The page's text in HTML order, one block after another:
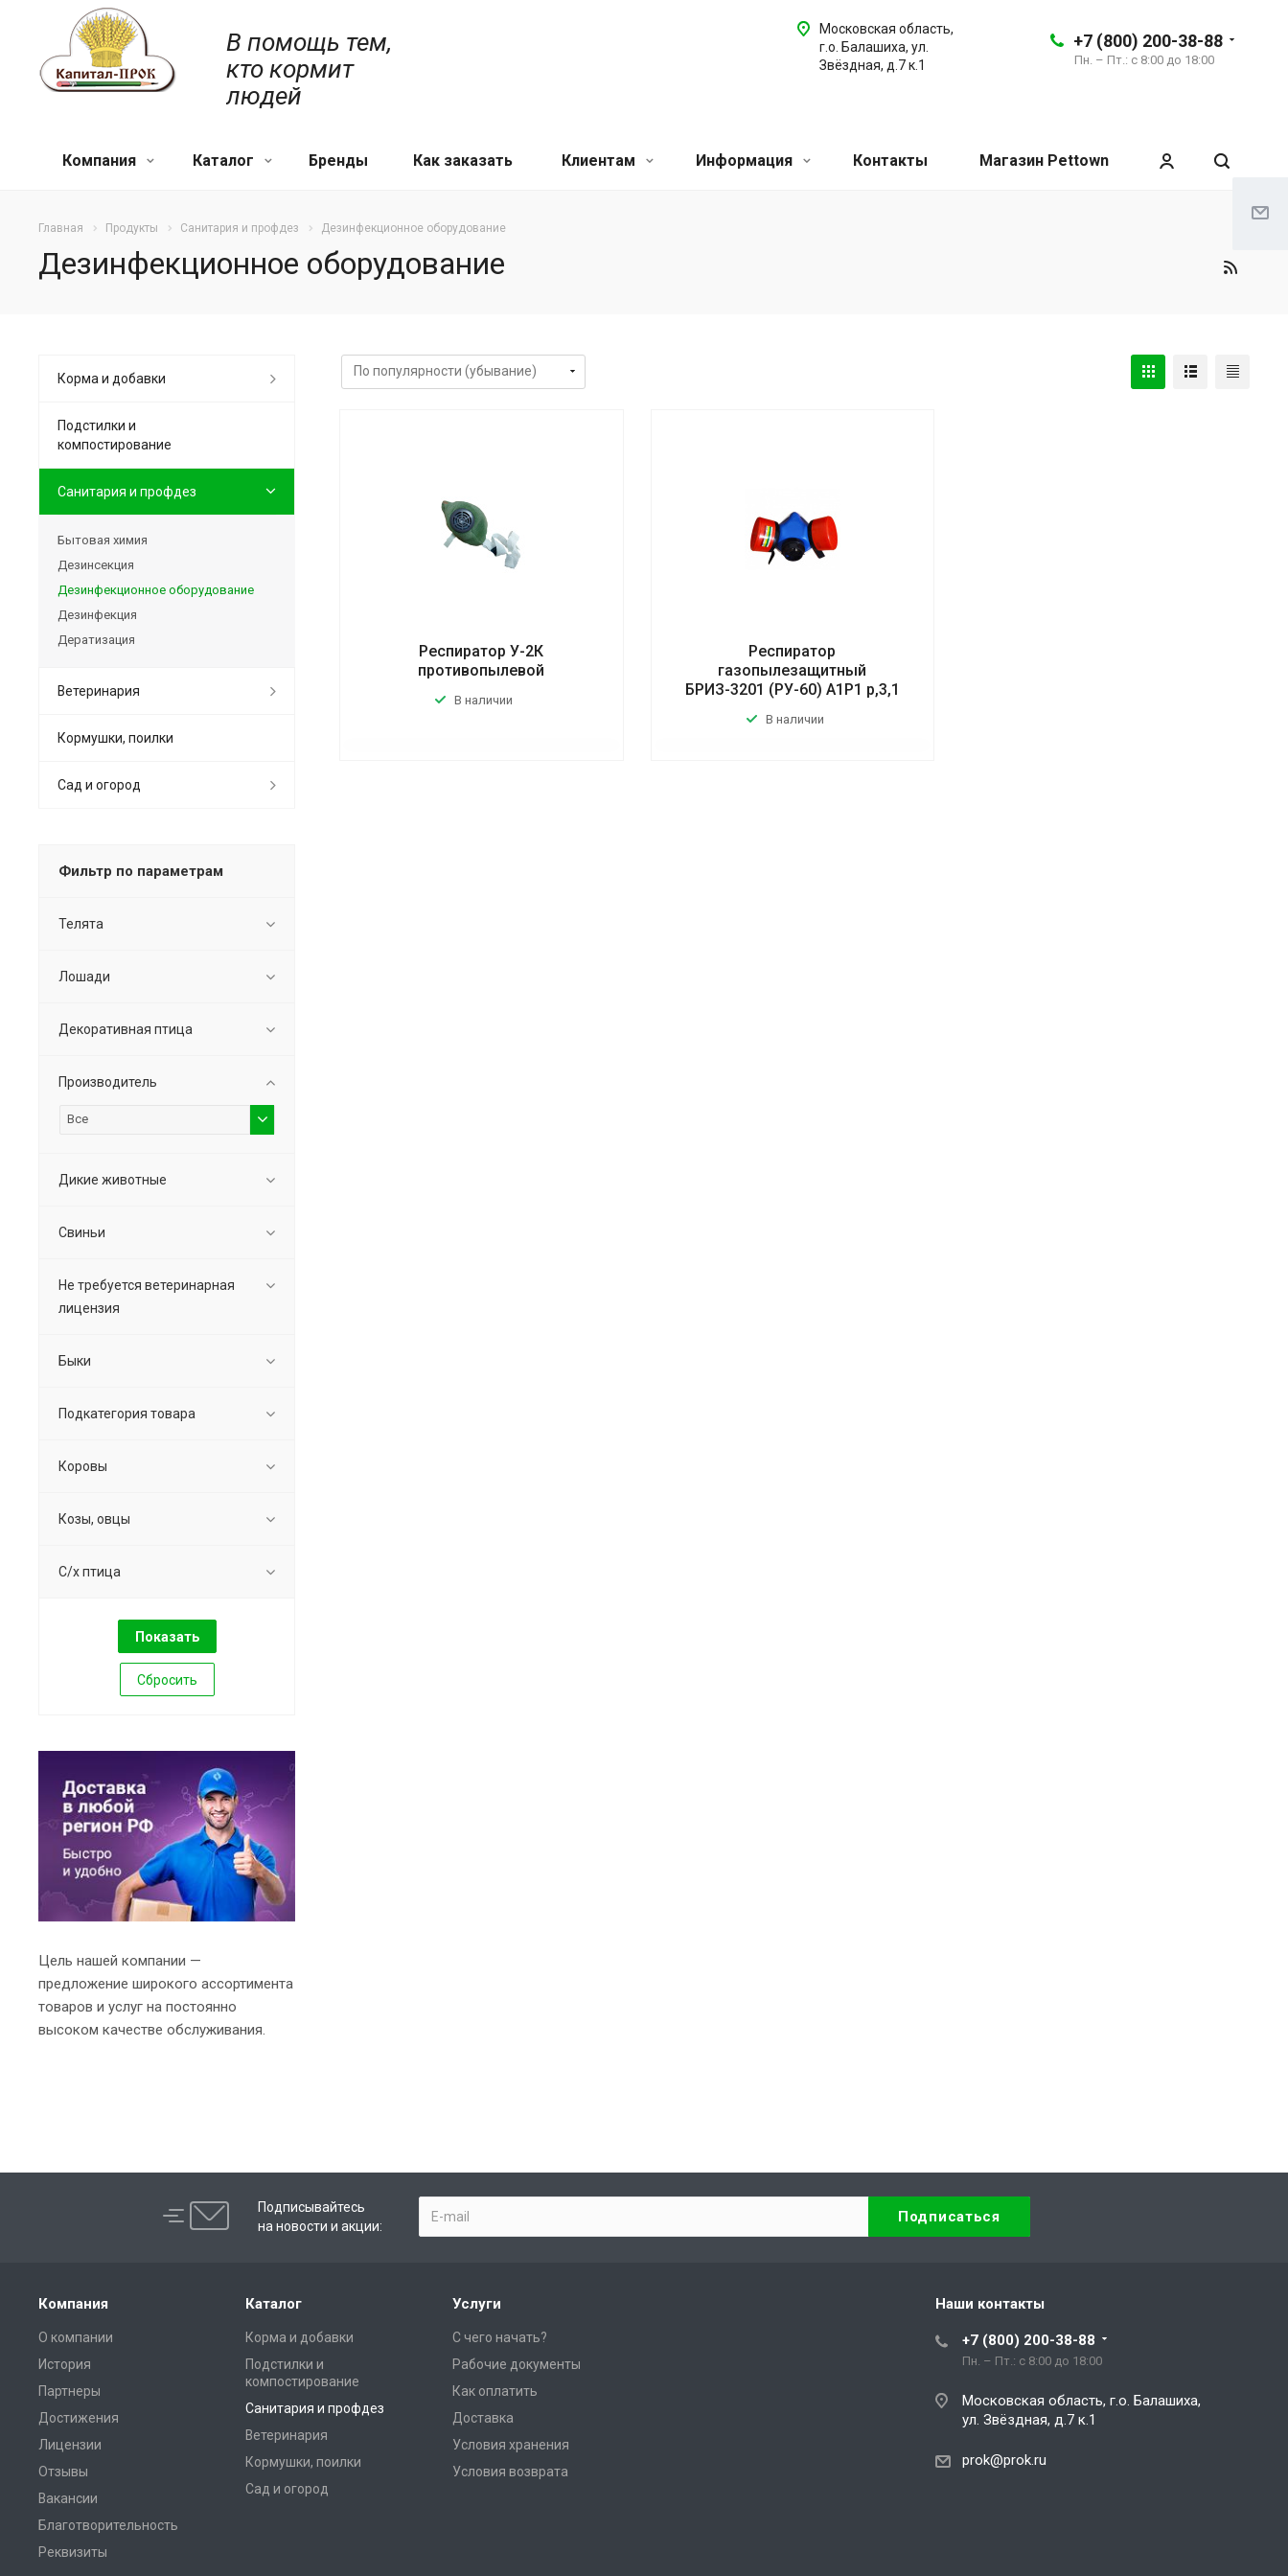
В помощь тем,
кто кормит
людей
+7 (800) 200-38-88
Пн. – Пт.: с 8:00 до 18:00
Московская область,
г.о. Балашиха, ул.
Звёздная, д.7 к.1
Компания Каталог Бренды Как заказать Клиентам Информация Контакты Магазин Pettown
Главная Продукты Санитария и профдез Дезинфекционное оборудование
Дезинфекционное оборудование
Респиратор У-2К
противопылевой
В наличии
Респиратор
газопылезащитный
БРИЗ-3201 (РУ-60) А1Р1 р,3,1
В наличии
Корма и добавки
Подстилки и
компостирование
Санитария и профдез
Бытовая химия
Дезинсекция
Дезинфекционное оборудование
Дезинфекция
Дератизация
Ветеринария
Кормушки, поилки
Сад и огород
Фильтр по параметрам
Телята
Лошади
Декоративная птица
Производитель
Все
Дикие животные
Свиньи
Не требуется ветеринарная
лицензия
Быки
Подкатегория товара
Коровы
Козы, овцы
С/х птица
Сбросить
Цель нашей компании —
предложение широкого ассортимента
товаров и услуг на постоянно
высоком качестве обслуживания.
Подписывайтесь
на новости и акции:
Компания
О компании
История
Партнеры
Достижения
Лицензии
Отзывы
Вакансии
Благотворительность
Реквизиты
Каталог
Корма и добавки
Подстилки и
компостирование
Санитария и профдез
Ветеринария
Кормушки, поилки
Сад и огород
Услуги
С чего начать?
Рабочие документы
Как оплатить
Доставка
Условия хранения
Условия возврата
Наши контакты
+7 (800) 200-38-88
Пн. – Пт.: с 8:00 до 18:00
Московская область, г.о. Балашиха,
ул. Звёздная, д.7 к.1
prok@prok.ru